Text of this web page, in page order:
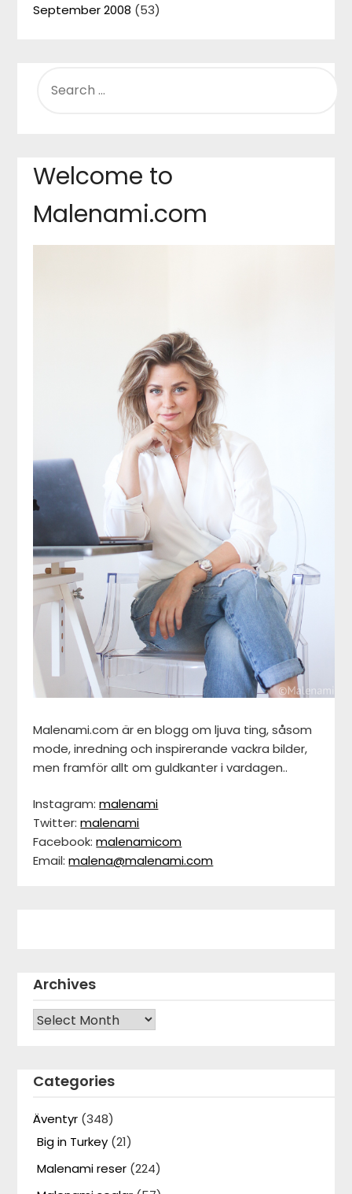
September 2008 (53)
FOR:
Welcome to
Malenami.com
Malenami.com är en blogg om ljuva ting, såsom
mode, inredning och inspirerande vackra bilder,
men framför allt om guldkanter i vardagen..
Instagram:malenami
Twitter:malenami
Facebook:malenamicom
Email:malena@malenami.com
Archives
Archives
Categories
Äventyr (348)
Big in Turkey (21)
Malenami reser (224)